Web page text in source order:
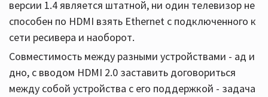
версии 1.4 является штатной, ни один телевизор не
способен по HDMI взять Ethernet с подключенного к
сети ресивера и наоборот.
Совместимость между разными устройствами - ад и
дно, с вводом HDMI 2.0 заставить договориться
между собой устройства с его поддержкой - задача